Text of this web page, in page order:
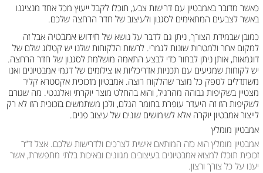
כאשר מדובר באמבטיון עם דרישות צבע, תוכלו לקבל ייעוץ מכל אחד מנציגנו
באשר לצבעים המתאימים לסגנון ולעיצוב של חדר הרחצה שלכם.
כמובן שבמידת הצורך, ניתן גם לדבר על נושא של חידוש אמבטיה אבל זה
למקום אחר ולמטרות שונות לגמרי. לרשות הלקוחות שלנו יש קטלוג שלם של
דוגמאות, אותן ניתן לבחור כדי לבצע התאמה מושלמת לסגנון של חדר הרחצה.
יש לקוחות שמגיעים עם תכניות אדריכליות או צילומים של דגמי אמבטיונים ואנו
משתדלים לספק כל מוצר שהלקוח רוצה. אמבטיון מזכוכית אקסטרא קליר
מצטיין בשקיפות גבוהה מהרגיל, והוא בהחלט מוצר יוקרתי ואלגנטי. מה שגורם
לשקיפות הזו זה היעדר עופרת בחומר הגלם, ולכן משתמשים בזכוכית הזו לא רק
לייצור אמבטיון יוקרה אלא לשימושים שונים של עיצוב פנים.
אמבטיון מומלץ
אמבטיון מומלץ הוא כזה המותאם אישית לצרכים ולדרישות שלכם. אצל ד”ר
זכוכית תוכלו למצוא אמבטיונים בעיצובים מגוונים ובאיכות בלתי מתפשרת, אשר
יענו על כל צורך ורצון.